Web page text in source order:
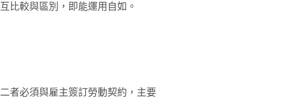
比較與區別，即能運用自如。
者必須與雇主簽訂勞動契約，主要